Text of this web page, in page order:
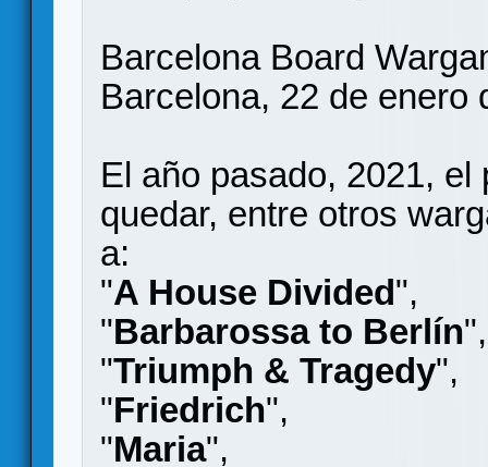
Barcelona Board
Barcelona, 22 de enero
El año pasado, 2021,
quedar, entre otros
a:
"A House Divided",
"Barbarossa to Berlín",
"Triumph & Tragedy",
"Friedrich",
"Maria",